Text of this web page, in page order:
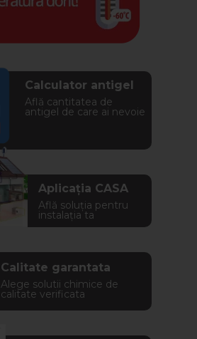
Calculator antigel
Află cantitatea de
antigel de care ai nevoie
Aplicația CASA
Află soluția pentru
instalația ta
Calitate garantata
Alege solutii chimice de
calitate verificata